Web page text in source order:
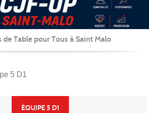
de Table pour Tous à Saint Malo
5 D1
ÉQUIPE 5 D1